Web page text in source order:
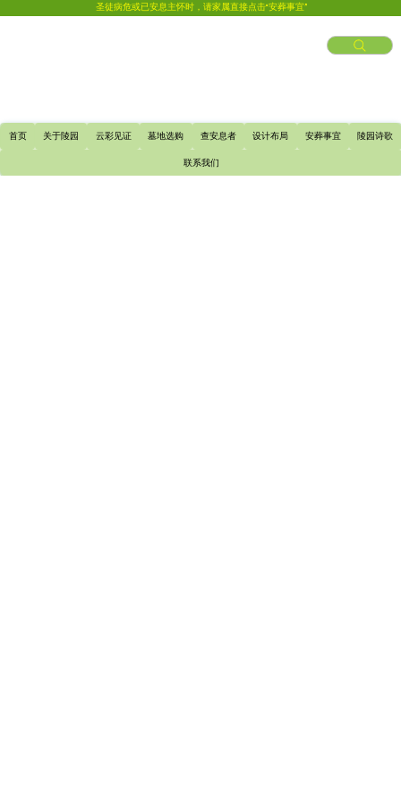
圣徒病危或已安息主怀时，请家属直接点击“安葬事宜”
首页 关于陵园 云彩见证 墓地选购 查安息者 设计布局 安葬事宜 陵园诗歌
联系我们